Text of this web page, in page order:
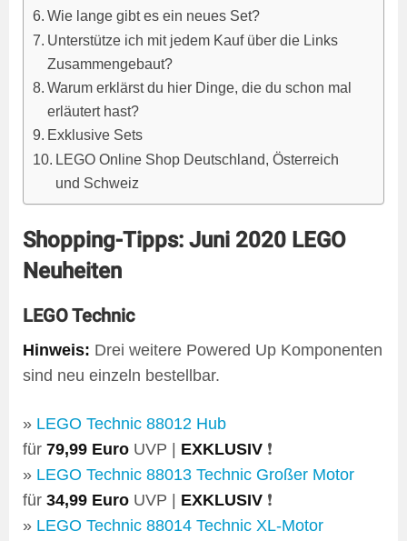
Wie lange gibt es ein neues Set?
Unterstütze ich mit jedem Kauf über die Links
Zusammengebaut?
Warum erklärst du hier Dinge, die du schon mal
erläutert hast?
Exklusive Sets
LEGO Online Shop Deutschland, Österreich
und Schweiz
Shopping-Tipps: Juni 2020 LEGO
Neuheiten
LEGO Technic
Hinweis: Drei weitere Powered Up Komponenten
sind neu einzeln bestellbar.
» LEGO Technic 88012 Hub
für 79,99 Euro UVP | EXKLUSIV ❗
» LEGO Technic 88013 Technic Großer Motor
für 34,99 Euro UVP | EXKLUSIV ❗
» LEGO Technic 88014 Technic XL-Motor